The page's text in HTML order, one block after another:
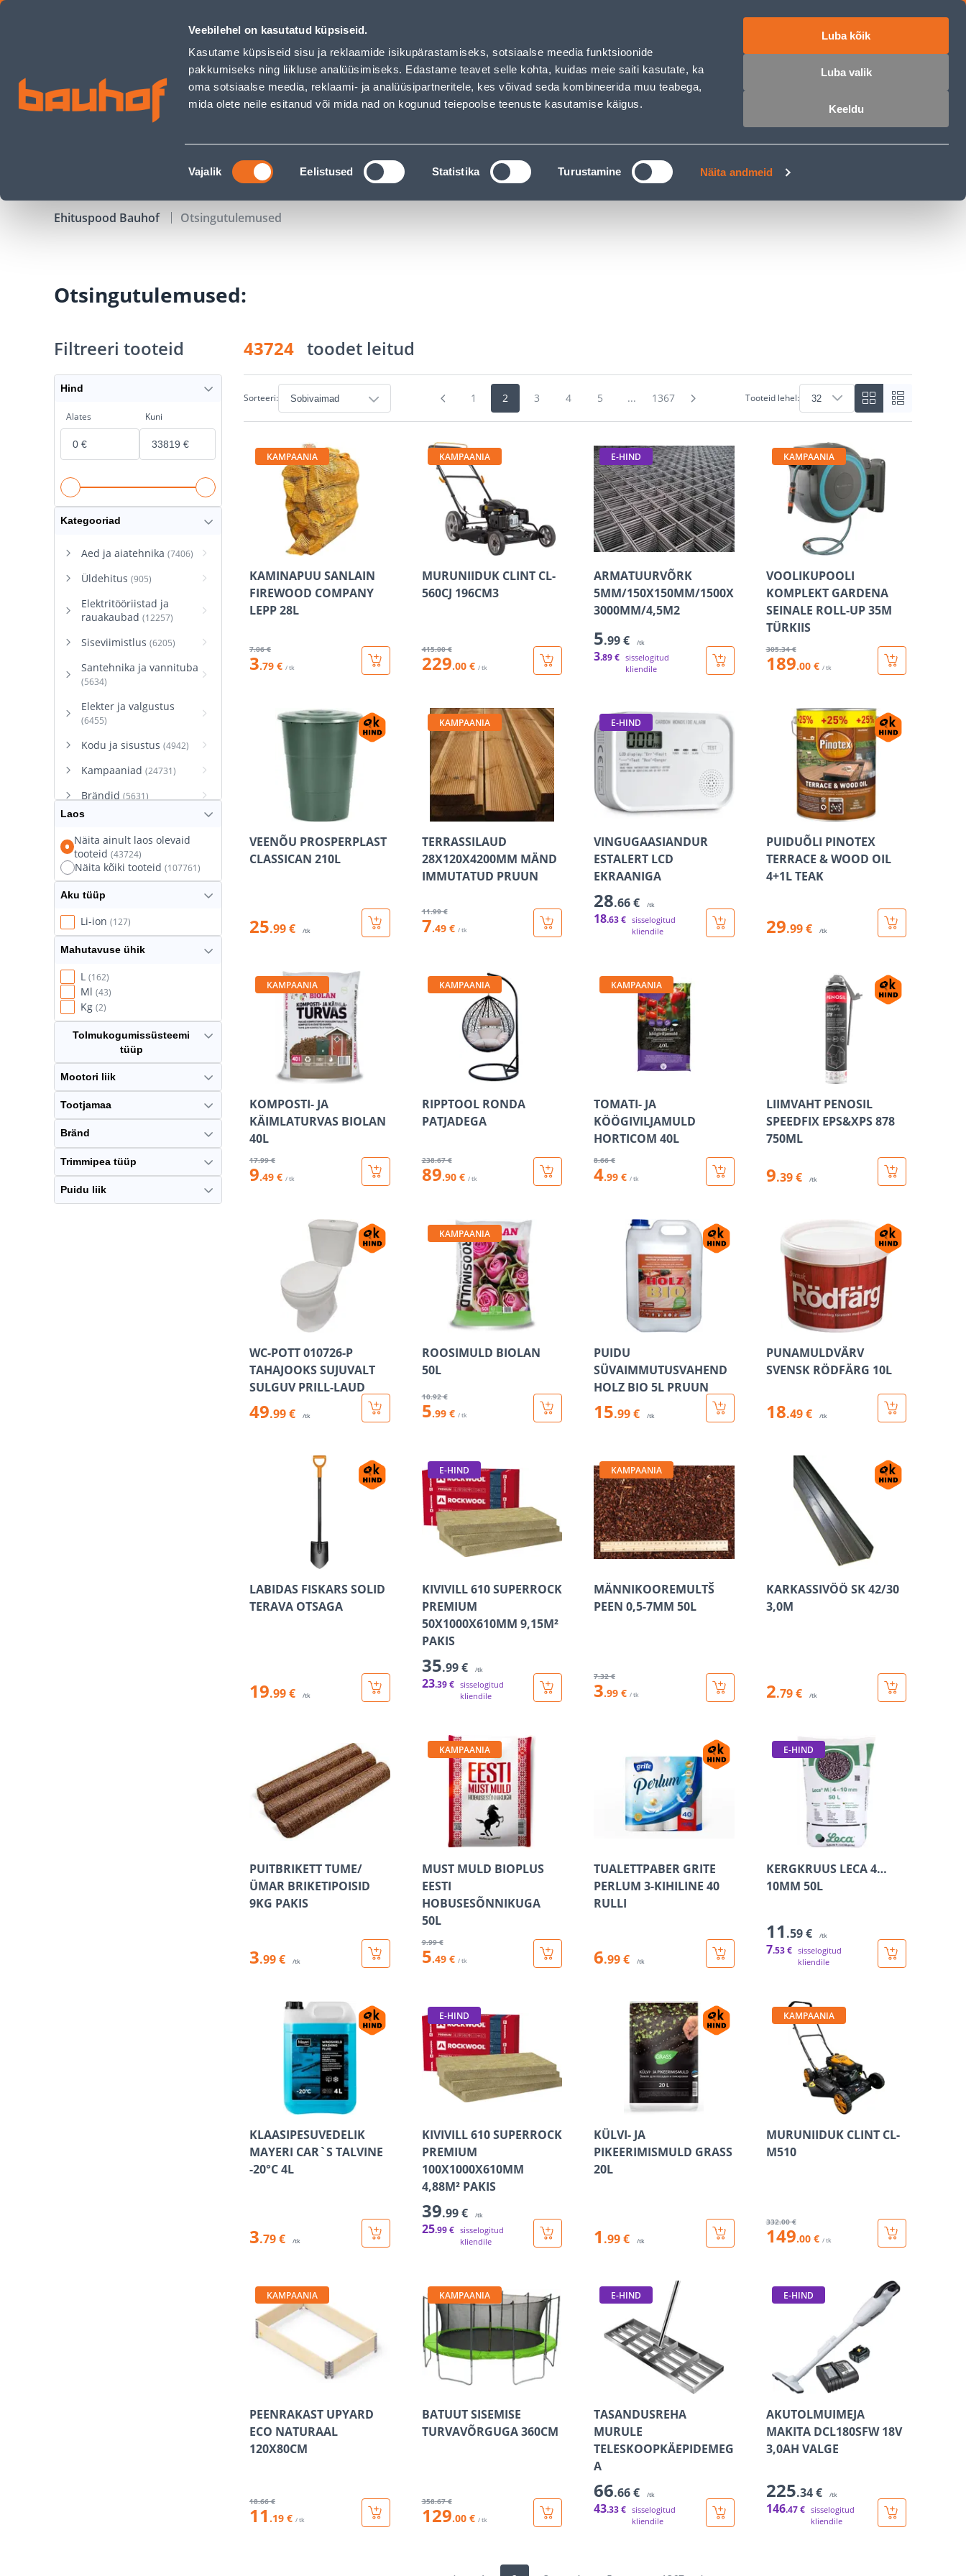
Veebilehel on kasutatud küpsiseid.
Kasutame küpsiseid sisu ja reklaamide isikupärastamiseks, sotsiaalse meedia funktsioonide
pakkumiseks ning liikluse analüüsimiseks. Edastame teavet selle kohta, kuidas meie saiti kasutate, ka
oma sotsiaalse meedia, reklaami- ja analüüsipartneritele, kes võivad seda kombineerida muu teabega,
mida olete neile esitanud või mida nad on kogunud teiepoolse teenuste kasutamise käigus.
Nõusoleku
valik
Vajalik Eelistused Statistika Turustamine Näita andmeid
Luba kõik
Luba valik
Keeldu
Otsingu lehekülg - Bauhof has loaded
Äriklienditeenindus Klienditeenindus Teenused Karjäärileht
OTSI Logi sisse
KAMPAANIAD KATALOOGID TÖÖRIISTALAENUTUS JÄRELMAKS
Ehituspood Bauhof Otsingutulemused
Otsingutulemused:
Filtreeri tooteid
Hind
Alates Kuni
Kategooriad
Aed ja aiatehnika (7406)
Üldehitus (905)
Elektritööriistad ja
rauakaubad (12257)
Siseviimistlus (6205)
Santehnika ja vannituba
(5634)
Elekter ja valgustus
(6455)
Kodu ja sisustus (4942)
Kampaaniad (24731)
Brändid (5631)
Laos
Näita ainult laos olevaid
tooteid (43724)
Näita kõiki tooteid (107761)
Aku tüüp
Li-ion (127)
Mahutavuse ühik
L (162)
Ml (43)
Kg (2)
Tolmukogumissüsteemi
tüüp
Mootori liik
Tootjamaa
Bränd
Trimmipea tüüp
Puidu liik
43724 toodet leitud
Sorteeri: 1 2 3 4 5 ... 1367 Tooteid lehel:
KAMPAANIA
KAMINAPUU SANLAIN
FIREWOOD COMPANY
LEPP 28L
7.06 €
3.79 € / tk
KAMPAANIA
MURUNIIDUK CLINT CL-
560CJ 196CM3
415.00 €
229.00 € / tk
E-HIND
ARMATUURVÕRK
5MM/150X150MM/1500X
3000MM/4,5M2
5.99 € /tk
3.89 € sisselogitud
kliendile
KAMPAANIA
VOOLIKUPOOLI
KOMPLEKT GARDENA
SEINALE ROLL-UP 35M
TÜRKIIS
305.34 €
189.00 € / tk
VEENÕU PROSPERPLAST
CLASSICAN 210L
25.99 € /tk
KAMPAANIA
TERRASSILAUD
28X120X4200MM MÄND
IMMUTATUD PRUUN
11.99 €
7.49 € / tk
E-HIND
VINGUGAASIANDUR
ESTALERT LCD
EKRAANIGA
28.66 € /tk
18.63 € sisselogitud
kliendile
PUIDUÕLI PINOTEX
TERRACE & WOOD OIL
4+1L TEAK
29.99 € /tk
KAMPAANIA
KOMPOSTI- JA
KÄIMLATURVAS BIOLAN
40L
17.99 €
9.49 € / tk
KAMPAANIA
RIPPTOOL RONDA
PATJADEGA
238.67 €
89.90 € / tk
KAMPAANIA
TOMATI- JA
KÖÖGIVILJAMULD
HORTICOM 40L
8.66 €
4.99 € / tk
LIIMVAHT PENOSIL
SPEEDFIX EPS&XPS 878
750ML
9.39 € /tk
WC-POTT 010726-P
TAHAJOOKS SUJUVALT
SULGUV PRILL-LAUD
49.99 € /tk
KAMPAANIA
ROOSIMULD BIOLAN
50L
10.92 €
5.99 € / tk
PUIDU
SÜVAIMMUTUSVAHEND
HOLZ BIO 5L PRUUN
15.99 € /tk
PUNAMULDVÄRV
SVENSK RÖDFÄRG 10L
18.49 € /tk
LABIDAS FISKARS SOLID
TERAVA OTSAGA
19.99 € /tk
E-HIND
KIVIVILL 610 SUPERROCK
PREMIUM
50X1000X610MM 9,15M²
PAKIS
35.99 € /tk
23.39 € sisselogitud
kliendile
KAMPAANIA
MÄNNIKOOREMULTŠ
PEEN 0,5-7MM 50L
7.32 €
3.99 € / tk
KARKASSIVÖÖ SK 42/30
3,0M
2.79 € /tk
PUITBRIKETT TUME/
ÜMAR BRIKETIPOISID
9KG PAKIS
3.99 € /tk
KAMPAANIA
MUST MULD BIOPLUS
EESTI
HOBUSESÕNNIKUGA
50L
9.99 €
5.49 € / tk
TUALETTPABER GRITE
PERLUM 3-KIHILINE 40
RULLI
6.99 € /tk
E-HIND
KERGKRUUS LECA 4…
10MM 50L
11 .59 € /tk
7.53 € sisselogitud
kliendile
KLAASIPESUVEDELIK
MAYERI CAR`S TALVINE
-20°C 4L
3.79 € /tk
E-HIND
KIVIVILL 610 SUPERROCK
PREMIUM
100X1000X610MM
4,88M² PAKIS
39.99 € /tk
25.99 € sisselogitud
kliendile
KÜLVI- JA
PIKEERIMISMULD GRASS
20L
1 .99 € /tk
KAMPAANIA
MURUNIIDUK CLINT CL-
M510
332.00 €
149.00 € / tk
KAMPAANIA
PEENRAKAST UPYARD
ECO NATURAAL
120X80CM
18.66 €
11 .19 € / tk
KAMPAANIA
BATUUT SISEMISE
TURVAVÕRGUGA 360CM
358.67 €
129.00 € / tk
E-HIND
TASANDUSREHA
MURULE
TELESKOOPKÄEPIDEMEG
A
66.66 € /tk
43.33 € sisselogitud
kliendile
E-HIND
AKUTOLMUIMEJA
MAKITA DCL180SFW 18V
3,0AH VALGE
225.34 € /tk
146.47 € sisselogitud
kliendile